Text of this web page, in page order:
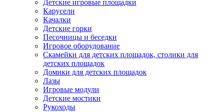
Детские игровые площадки
Карусели
Качалки
Детские горки
Песочницы и беседки
Игровое оборудование
Скамейки для детских площадок, столики для
детских площадок
Домики для детских площадок
Лазы
Игровые модули
Детские мостики
Рукоходы